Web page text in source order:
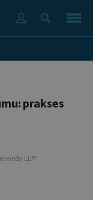
prakses
LLP”